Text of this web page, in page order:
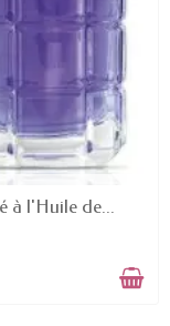
à l'Huile de...